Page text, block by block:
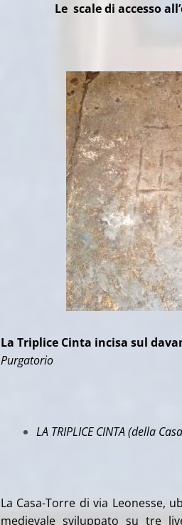
Le scale di accesso
La Triplice Cinta incisa sul
Purgatorio
LA TRIPLICE CINTA(della
La Casa-Torre di via Leonesse,
medievale sviluppato su tre